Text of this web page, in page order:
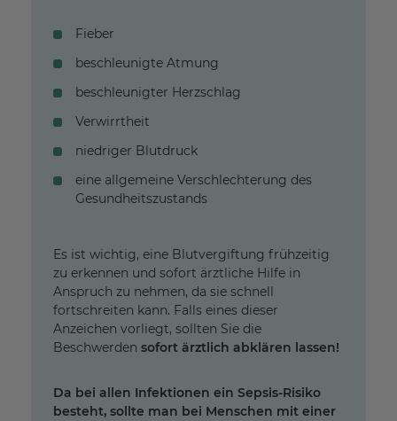
Fieber
beschleunigte Atmung
beschleunigter Herzschlag
Verwirrtheit
niedriger Blutdruck
eine allgemeine Verschlechterung des
Gesundheitszustands
Es ist wichtig, eine Blutvergiftung frühzeitig
zu erkennen und sofort ärztliche Hilfe in
Anspruch zu nehmen, da sie schnell
fortschreiten kann. Falls eines dieser
Anzeichen vorliegt, sollten Sie die
Beschwerden sofort ärztlich abklären lassen!
Da bei allen Infektionen ein Sepsis-Risiko
besteht, sollte man bei Menschen mit einer